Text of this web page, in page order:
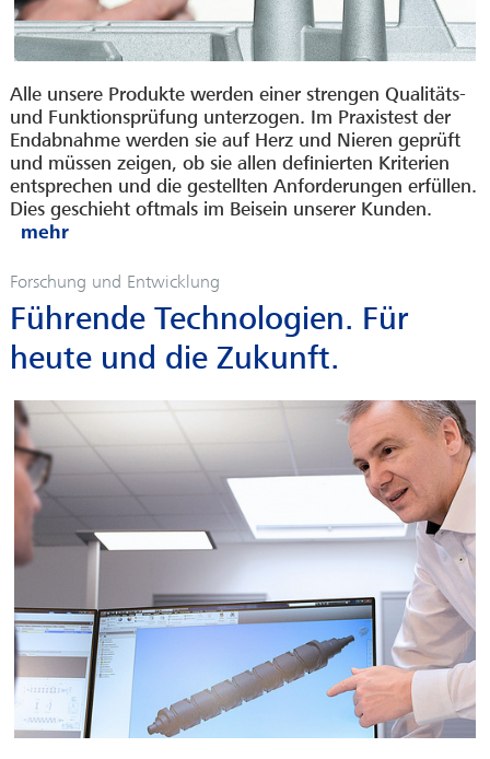
Alle unsere Produkte werden einer strengen Qualitäts-
und Funktionsprüfung unterzogen. Im Praxistest der
Endabnahme werden sie auf Herz und Nieren geprüft
und müssen zeigen, ob sie allen definierten Kriterien
entsprechen und die gestellten Anforderungen erfüllen.
Dies geschieht oftmals im Beisein unserer Kunden.
Forschung und Entwicklung
Führende Technologien. Für
heute und die Zukunft.